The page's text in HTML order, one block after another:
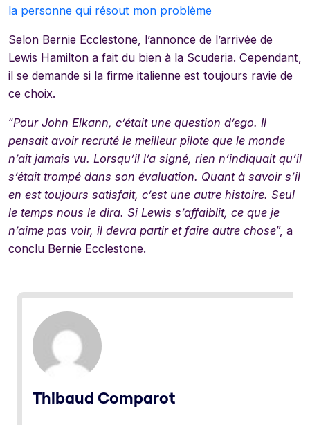
la personne qui résout mon problème
Selon Bernie Ecclestone, l’annonce de l’arrivée de
Lewis Hamilton a fait du bien à la Scuderia. Cependant,
il se demande si la firme italienne est toujours ravie de
ce choix.
“Pour John Elkann, c’était une question d’ego. Il
pensait avoir recruté le meilleur pilote que le monde
n’ait jamais vu. Lorsqu’il l’a signé, rien n’indiquait qu’il
s’était trompé dans son évaluation. Quant à savoir s’il
en est toujours satisfait, c’est une autre histoire. Seul
le temps nous le dira. Si Lewis s’affaiblit, ce que je
n’aime pas voir, il devra partir et faire autre chose”, a
conclu Bernie Ecclestone.
Thibaud Comparot